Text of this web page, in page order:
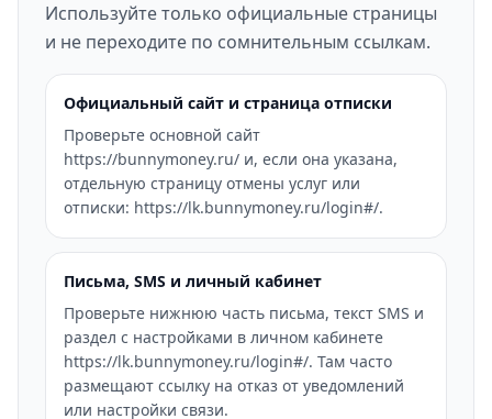
Используйте только официальные страницы
и не переходите по сомнительным ссылкам.
Официальный сайт и страница отписки
Проверьте основной сайт
https://bunnymoney.ru/ и, если она указана,
отдельную страницу отмены услуг или
отписки: https://lk.bunnymoney.ru/login#/.
Письма, SMS и личный кабинет
Проверьте нижнюю часть письма, текст SMS и
раздел с настройками в личном кабинете
https://lk.bunnymoney.ru/login#/. Там часто
размещают ссылку на отказ от уведомлений
или настройки связи.